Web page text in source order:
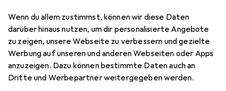
Wenn du allem zustimmst, können wir diese Daten
darüber hinaus nutzen, um dir personalisierte Angebote
zu zeigen, unsere Webseite zu verbessern und gezielte
Werbung auf unseren und anderen Webseiten oder Apps
anzuzeigen. Dazu können bestimmte Daten auch an
Dritte und Werbepartner weitergegeben werden.
Preis in EUR inkl. MwSt.
Bewertungen Marke
Mehr von Dipos